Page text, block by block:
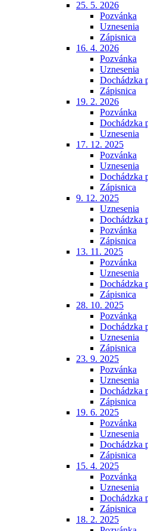
25. 5. 2026
Pozvánka
Uznesenia
Zápisnica
16. 4. 2026
Pozvánka
Uznesenia
Dochádzka
Zápisnica
19. 2. 2026
Pozvánka
Dochádzka
Uznesenia
17. 12. 2025
Pozvánka
Uznesenia
Dochádzka
Zápisnica
9. 12. 2025
Uznesenia
Dochádzka
Pozvánka
Zápisnica
13. 11. 2025
Pozvánka
Uznesenia
Dochádzka
Zápisnica
28. 10. 2025
Pozvánka
Dochádzka
Uznesenia
Zápisnica
23. 9. 2025
Pozvánka
Uznesenia
Dochádzka
Zápisnica
19. 6. 2025
Pozvánka
Uznesenia
Dochádzka
Zápisnica
15. 4. 2025
Pozvánka
Uznesenia
Dochádzka
Zápisnica
18. 2. 2025